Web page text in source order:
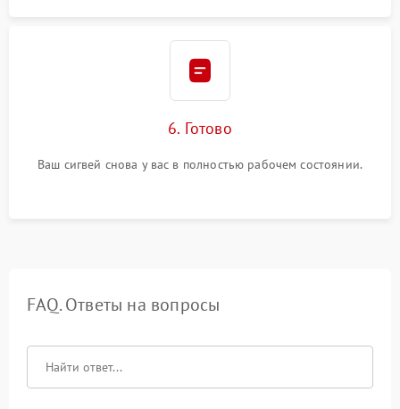
6. Готово
Ваш сигвей снова у вас в полностью рабочем состоянии.
FAQ. Ответы на вопросы